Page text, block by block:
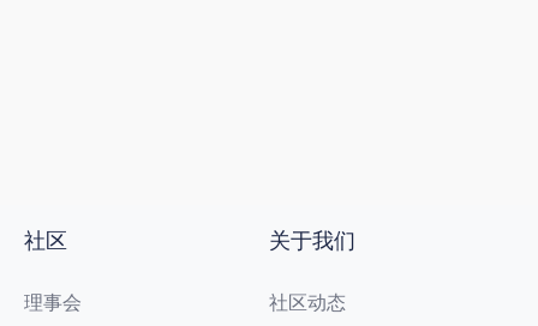
社区
理事会
关于我们
社区动态